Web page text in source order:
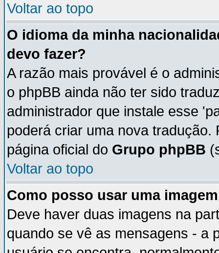
Voltar ao topo
O idioma da minha
devo fazer?
A razão mais provável é o
o phpBB ainda não ter sido
administrador que instale esse
poderá criar uma nova
página oficial do Grupo phpBB
Voltar ao topo
Como posso usar uma
Deve haver duas imagens na
quando se vê as mensagens - a